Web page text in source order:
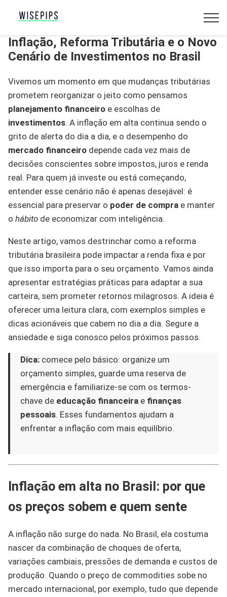
Inflação, Reforma Tributária e o Novo
Cenário de Investimentos no Brasil
Vivemos um momento em que mudanças tributárias
prometem reorganizar o jeito como pensamos
planejamento financeiro e escolhas de
investimentos. A inflação em alta continua sendo o
grito de alerta do dia a dia, e o desempenho do
mercado financeiro depende cada vez mais de
decisões conscientes sobre impostos, juros e renda
real. Para quem já investe ou está começando,
entender esse cenário não é apenas desejável: é
essencial para preservar o poder de compra e manter
o hábito de economizar com inteligência.
Neste artigo, vamos destrinchar como a reforma
tributária brasileira pode impactar a renda fixa e por
que isso importa para o seu orçamento. Vamos ainda
apresentar estratégias práticas para adaptar a sua
carteira, sem prometer retornos milagrosos. A ideia é
oferecer uma leitura clara, com exemplos simples e
dicas acionáveis que cabem no dia a dia. Segure a
ansiedade e siga conosco pelos próximos passos.
Dica: comece pelo básico: organize um
orçamento simples, guarde uma reserva de
emergência e familiarize-se com os termos-
chave de educação financeira e finanças
pessoais. Esses fundamentos ajudam a
enfrentar a inflação com mais equilíbrio.
Inflação em alta no Brasil: por que
os preços sobem e quem sente
A inflação não surge do nada. No Brasil, ela costuma
nascer da combinação de choques de oferta,
variações cambiais, pressões de demanda e custos de
produção. Quando o preço de commodities sobe no
mercado internacional, por exemplo, tudo que depende